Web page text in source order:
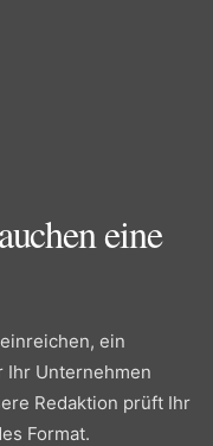
eine
ein
Ihr Unternehmen
Redaktion prüft Ihr
Format.